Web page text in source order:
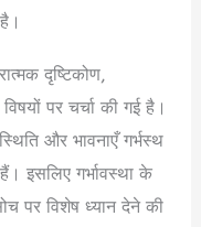
दृष्टिकोण,
पर चर्चा की गई है।
और भावनाएँ गर्भस्थ
इसलिए गर्भावस्था के
पर विशेष ध्यान देने की